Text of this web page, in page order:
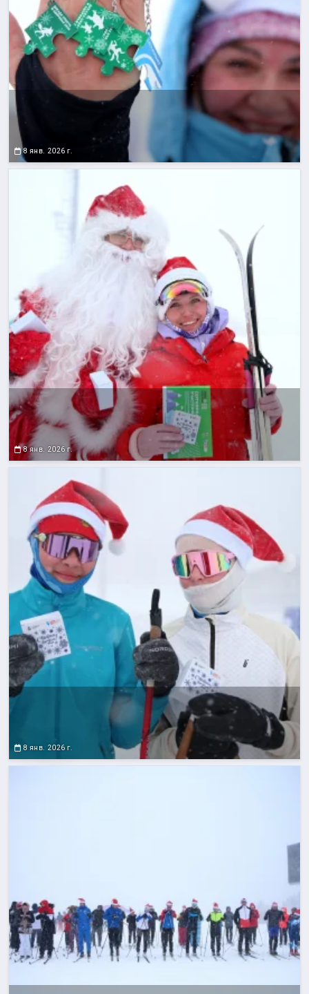
8 янв. 2026 г.
8 янв. 2026 г.
8 янв. 2026 г.